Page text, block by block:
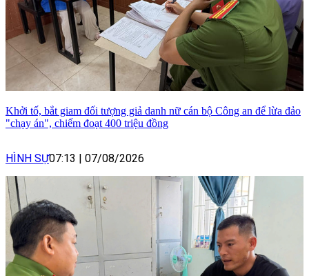
Khởi tố, bắt giam đối tượng giả danh nữ cán bộ Công an để lừa đảo
"chạy án", chiếm đoạt 400 triệu đồng
HÌNH SỰ07:13 07/08/2026